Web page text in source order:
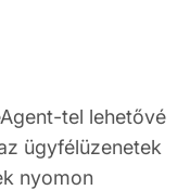
tel lehetővé
ügyfélüzenetek
nyomon